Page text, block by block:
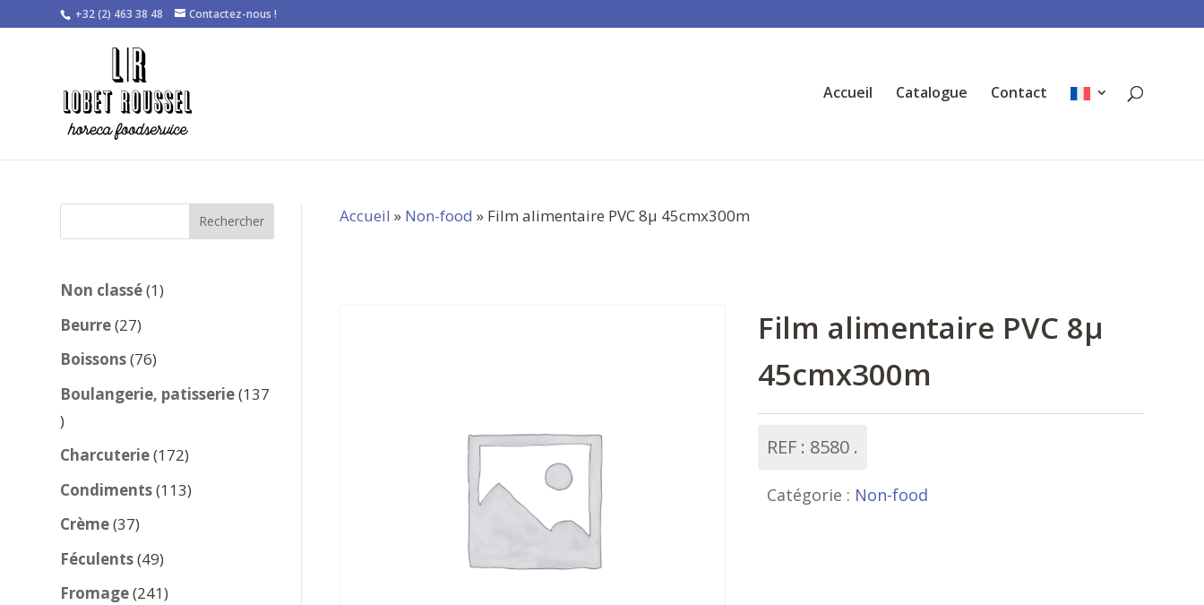
+32 (2) 463 38 48 Contactez-nous !
Accueil Catalogue Contact
Rechercher
Non classé 11
Beurre 2727
produits
Boissons 7676
produits
Boulangerie, patisserie 137
137
produits
Charcuterie 172172
produits
Condiments 113113
Crème 3737
produits
Féculents 4949
produits
Fromage 241241
Accueil » Non-food » Film alimentaire PVC 8µ 45cmx300m
Film alimentaire PVC 8µ
45cmx300m
REF : 8580
Catégorie : Non-food